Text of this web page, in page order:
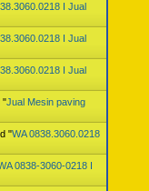
I Jual
I Jual
I Jual
"Jual Mesin paving
"WA 0838.3060.0218
0838-3060-0218 I